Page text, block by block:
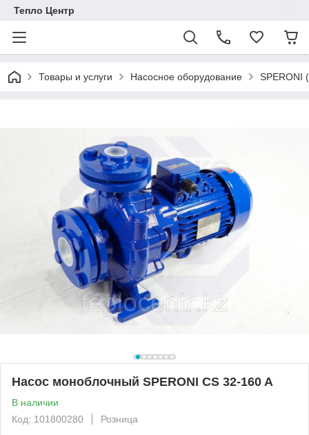
Тепло Центр
Товары и услуги Насосное оборудование SPERONI
Насос моноблочный SPERONI CS 32-160 A
В наличии
Код: 101800280
Розница